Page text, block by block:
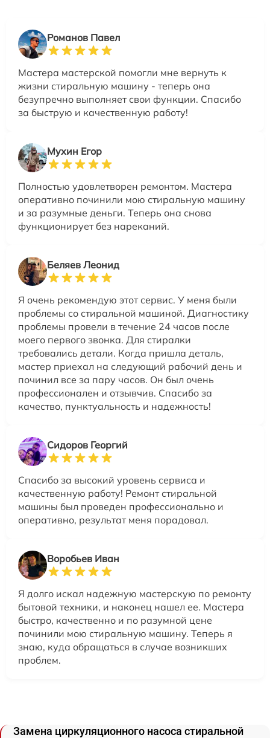
Романов Павел
Мастера мастерской помогли мне вернуть к
жизни стиральную машину - теперь она
безупречно выполняет свои функции. Спасибо
за быструю и качественную работу!
Мухин Егор
Полностью удовлетворен ремонтом. Мастера
оперативно починили мою стиральную машину
и за разумные деньги. Теперь она снова
функционирует без нареканий.
Беляев Леонид
Я очень рекомендую этот сервис. У меня были
проблемы со стиральной машиной. Диагностику
проблемы провели в течение 24 часов после
моего первого звонка. Для стиралки
требовались детали. Когда пришла деталь,
мастер приехал на следующий рабочий день и
починил все за пару часов. Он был очень
профессионален и отзывчив. Спасибо за
качество, пунктуальность и надежность!
Сидоров Георгий
Спасибо за высокий уровень сервиса и
качественную работу! Ремонт стиральной
машины был проведен профессионально и
оперативно, результат меня порадовал.
Воробьев Иван
Я долго искал надежную мастерскую по ремонту
бытовой техники, и наконец нашел ее. Мастера
быстро, качественно и по разумной цене
починили мою стиральную машину. Теперь я
знаю, куда обращаться в случае возникших
проблем.
Замена циркуляционного насоса стиральной